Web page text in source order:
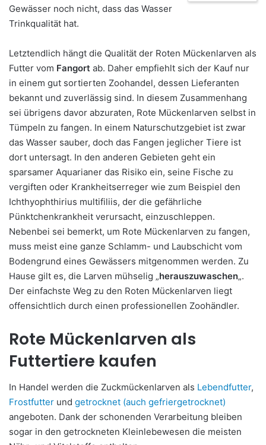
Gewässer noch nicht, dass das Wasser
Trinkqualität hat.
Letztendlich hängt die Qualität der Roten Mückenlarven als
Futter vom Fangort ab. Daher empfiehlt sich der Kauf nur
in einem gut sortierten Zoohandel, dessen Lieferanten
bekannt und zuverlässig sind. In diesem Zusammenhang
sei übrigens davor abzuraten, Rote Mückenlarven selbst in
Tümpeln zu fangen. In einem Naturschutzgebiet ist zwar
das Wasser sauber, doch das Fangen jeglicher Tiere ist
dort untersagt. In den anderen Gebieten geht ein
sparsamer Aquarianer das Risiko ein, seine Fische zu
vergiften oder Krankheitserreger wie zum Beispiel den
Ichthyophthirius multifiliis, der die gefährliche
Pünktchenkrankheit verursacht, einzuschleppen.
Nebenbei sei bemerkt, um Rote Mückenlarven zu fangen,
muss meist eine ganze Schlamm- und Laubschicht vom
Bodengrund eines Gewässers mitgenommen werden. Zu
Hause gilt es, die Larven mühselig „herauszuwaschen„.
Der einfachste Weg zu den Roten Mückenlarven liegt
offensichtlich durch einen professionellen Zoohändler.
Rote Mückenlarven als
Futtertiere kaufen
In Handel werden die Zuckmückenlarven als Lebendfutter,
Frostfutter und getrocknet (auch gefriergetrocknet)
angeboten. Dank der schonenden Verarbeitung bleiben
sogar in den getrockneten Kleinlebewesen die meisten